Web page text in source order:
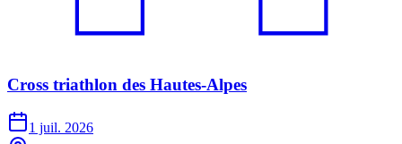
Cross triathlon des Hautes-Alpes
1 juil. 2026